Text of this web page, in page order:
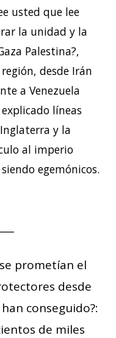
usted que lee
la unidad y la
Palestina?,
desde Irán
a Venezuela
líneas
y la
al imperio
egemónicos.
prometían el
desde
conseguido?:
de miles